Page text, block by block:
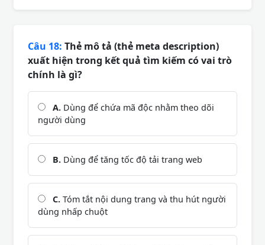
Câu 18: Thẻ mô tả (thẻ meta description)
xuất hiện trong kết quả tìm kiếm có vai trò
chính là gì?
A. Dùng để chứa mã độc nhằm theo dõi
người dùng
B. Dùng để tăng tốc độ tải trang web
C. Tóm tắt nội dung trang và thu hút người
dùng nhấp chuột